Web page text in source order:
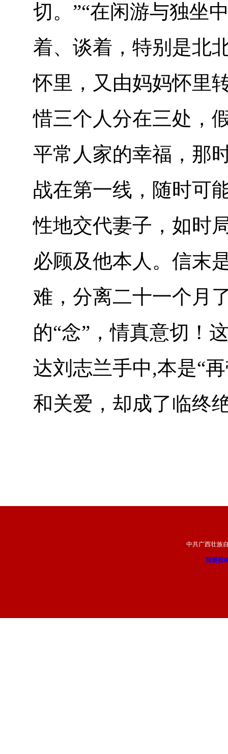
切。”“在闲游与独坐
着、谈着，特别是北
怀里，又由妈妈怀里
惜三个人分在三处，
平常人家的幸福，那
战在第一线，随时可
性地交代妻子，如时
必顾及他本人。信末
难，分离二十一个月
的“念”，情真意切！
达刘志兰手中,本是“
和关爱，却成了临终
中共广西壮族
我要投